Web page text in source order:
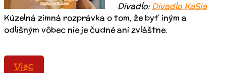
Divadlo:Divadlo KaSia
Kúzelná zimná rozprávka o tom, že byť iným a
odlišným vôbec nie je čudné ani zvláštne.
Viac